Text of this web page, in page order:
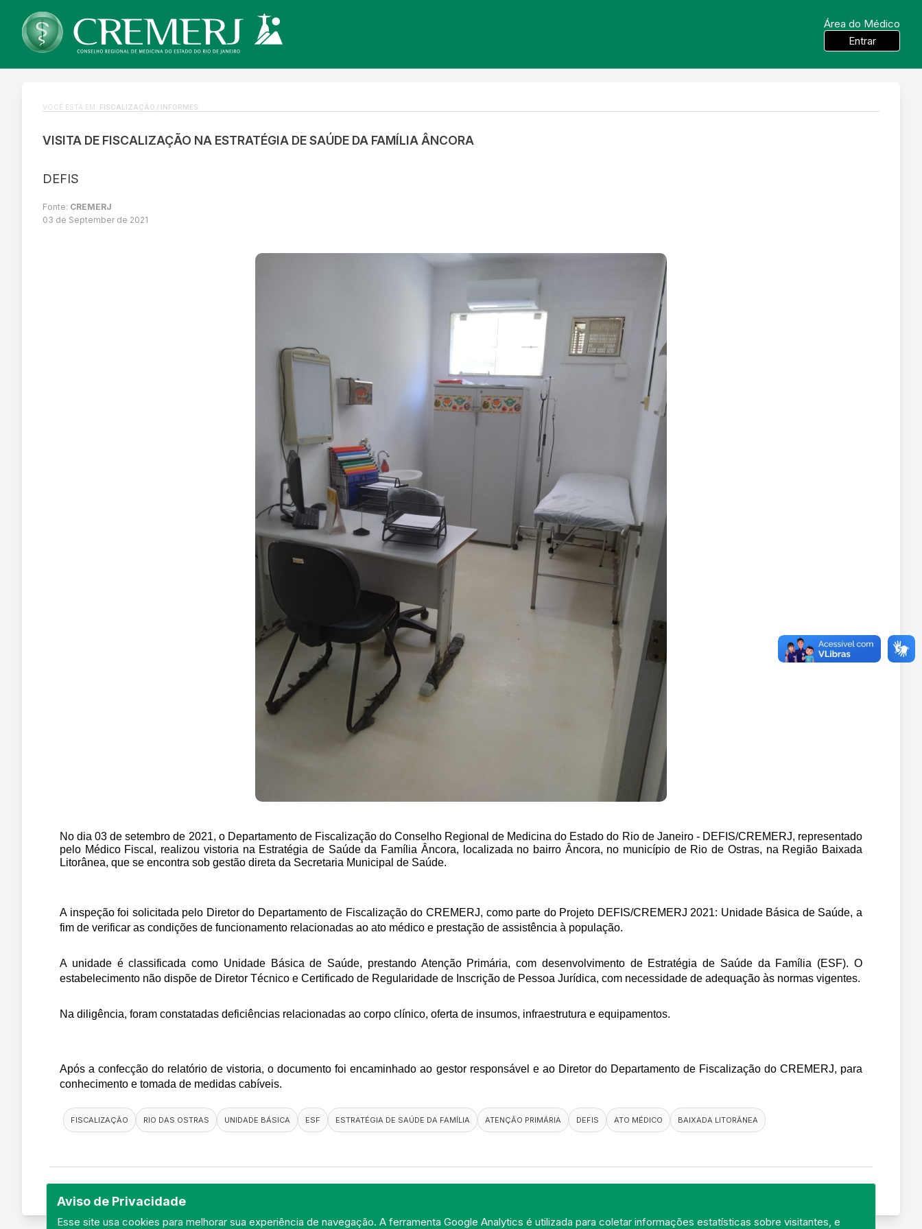
Área do Médico
Entrar
Aviso de Privacidade
Esse site usa cookies para melhorar sua experiência de navegação. A ferramenta Google Analytics é utilizada para coletar informações estatísticas sobre visitantes, e
VOCÊ ESTÁ EM: FISCALIZAÇÃO / INFORMES
VISITA DE FISCALIZAÇÃO NA ESTRATÉGIA DE SAÚDE DA FAMÍLIA ÂNCORA
DEFIS
Fonte: CREMERJ
03 de September de 2021
No dia 03 de setembro de 2021, o Departamento de Fiscalização do Conselho Regional de Medicina do Estado do Rio de Janeiro - DEFIS/CREMERJ, representado
pelo Médico Fiscal, realizou vistoria na Estratégia de Saúde da Família Âncora, localizada no bairro Âncora, no município de Rio de Ostras, na Região Baixada
Litorânea, que se encontra sob gestão direta da Secretaria Municipal de Saúde.
A inspeção foi solicitada pelo Diretor do Departamento de Fiscalização do CREMERJ, como parte do Projeto DEFIS/CREMERJ 2021: Unidade Básica de Saúde, a
fim de verificar as condições de funcionamento relacionadas ao ato médico e prestação de assistência à população.
A unidade é classificada como Unidade Básica de Saúde, prestando Atenção Primária, com desenvolvimento de Estratégia de Saúde da Família (ESF). O
estabelecimento não dispõe de Diretor Técnico e Certificado de Regularidade de Inscrição de Pessoa Jurídica, com necessidade de adequação às normas vigentes.
Na diligência, foram constatadas deficiências relacionadas ao corpo clínico, oferta de insumos, infraestrutura e equipamentos.
Após a confecção do relatório de vistoria, o documento foi encaminhado ao gestor responsável e ao Diretor do Departamento de Fiscalização do CREMERJ, para
conhecimento e tomada de medidas cabíveis.
FISCALIZAÇÃO RIO DAS OSTRAS UNIDADE BÁSICA ESF ESTRATÉGIA DE SAÚDE DA FAMÍLIA ATENÇÃO PRIMÁRIA DEFIS ATO MÉDICO BAIXADA LITORÂNEA